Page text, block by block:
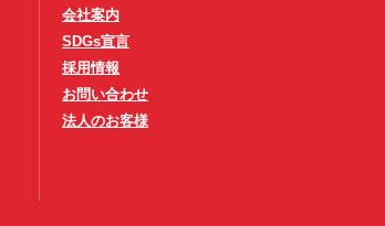
会社案内
SDGs宣言
採用情報
お問い合わせ
法人のお客様